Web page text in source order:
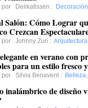
por Delikatissen : Decoración
Salón: Cómo Lograr
Crezcan
por Johnny Zuri : Arquitectura
en verano con
para un estilo fresco
por Silvia Benavent : Belleza,
inalámbrico de diseño